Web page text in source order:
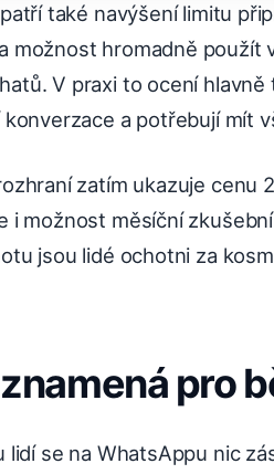
také navýšení limitu
možnost hromadně použít
V praxi to ocení
konverzace a potřebují mít
zatím ukazuje cenu
i možnost měsíční
jsou lidé ochotni za
pro
lidí se na WhatsAppu nic